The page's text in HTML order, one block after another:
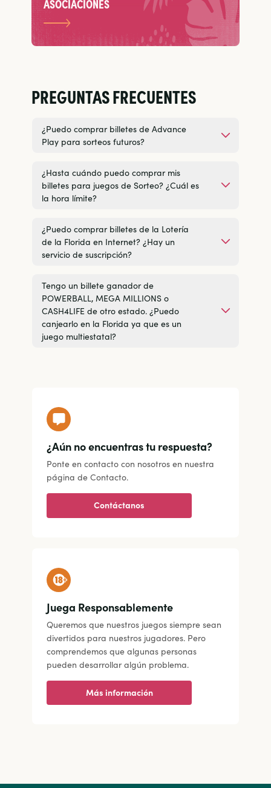
ASOCIACIONES
PREGUNTAS FRECUENTES
¿Puedo comprar billetes de Advance
Play para sorteos futuros?
¿Hasta cuándo puedo comprar mis
billetes para juegos de Sorteo? ¿Cuál es
la hora límite?
¿Puedo comprar billetes de la Lotería
de la Florida en Internet? ¿Hay un
servicio de suscripción?
Tengo un billete ganador de
POWERBALL, MEGA MILLIONS o
CASH4LIFE de otro estado. ¿Puedo
canjearlo en la Florida ya que es un
juego multiestatal?
¿Aún no encuentras tu respuesta?
Ponte en contacto con nosotros en nuestra
página de Contacto.
Contáctanos
Juega Responsablemente
Queremos que nuestros juegos siempre sean
divertidos para nuestros jugadores. Pero
comprendemos que algunas personas
pueden desarrollar algún problema.
Más información